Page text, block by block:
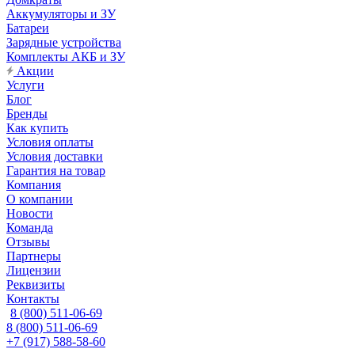
Аккумуляторы и ЗУ
Батареи
Зарядные устройства
Комплекты АКБ и ЗУ
Акции
Услуги
Блог
Бренды
Как купить
Условия оплаты
Условия доставки
Гарантия на товар
Компания
О компании
Новости
Команда
Отзывы
Партнеры
Лицензии
Реквизиты
Контакты
8 (800) 511-06-69
8 (800) 511-06-69
+7 (917) 588-58-60